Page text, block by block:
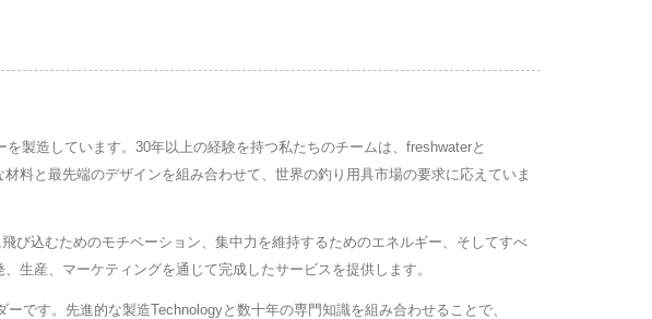
製造しています。30年以上の経験を持つ私たちのチームは、freshwaterと
料と最先端のデザインを組み合わせて、世界の釣り用具市場の要求に応えていま
び込むためのモチベーション、集中力を維持するためのエネルギー、そしてすべ
生産、マーケティングを通じて完成したサービスを提供します。
です。先進的な製造Technologyと数十年の専門知識を組み合わせることで、